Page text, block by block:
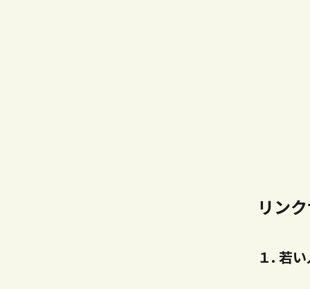
リン
１. 若